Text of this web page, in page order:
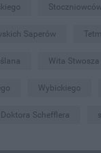
Stoczniowców
Saperów
Wita Stwosza
Wybickiego
Schefflera